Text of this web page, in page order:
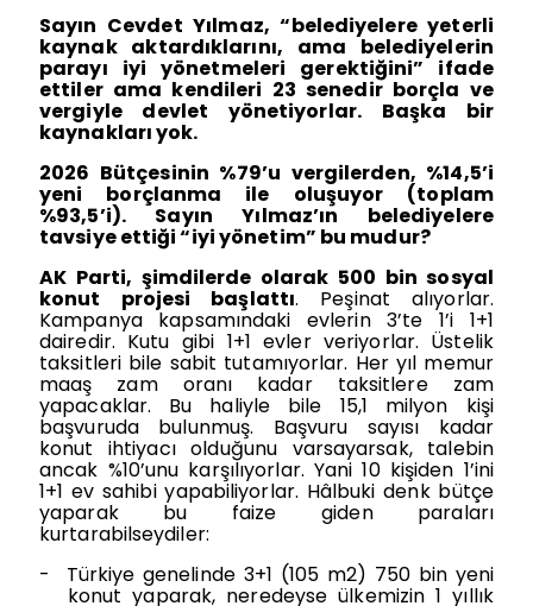
Sayın Cevdet Yılmaz, “belediyelere yeterli
kaynak aktardıklarını, ama belediyelerin
parayı iyi yönetmeleri gerektiğini” ifade
ettiler ama kendileri 23 senedir borçla ve
vergiyle devlet yönetiyorlar. Başka bir
kaynakları yok.
2026 Bütçesinin %79’u vergilerden, %14,5’i
yeni borçlanma ile oluşuyor (toplam
%93,5’i). Sayın Yılmaz’ın belediyelere
tavsiye ettiği “iyi yönetim” bu mudur?
AK Parti, şimdilerde olarak 500 bin sosyal
konut projesi başlattı. Peşinat alıyorlar.
Kampanya kapsamındaki evlerin 3’te 1’i 1+1
dairedir. Kutu gibi 1+1 evler veriyorlar. Üstelik
taksitleri bile sabit tutamıyorlar. Her yıl memur
maaş zam oranı kadar taksitlere zam
yapacaklar. Bu haliyle bile 15,1 milyon kişi
başvuruda bulunmuş. Başvuru sayısı kadar
konut ihtiyacı olduğunu varsayarsak, talebin
ancak %10’unu karşılıyorlar. Yani 10 kişiden 1’ini
1+1 ev sahibi yapabiliyorlar. Hâlbuki denk bütçe
yaparak bu faize giden paraları
kurtarabilseydiler:
-
Türkiye genelinde 3+1 (105 m2) 750 bin yeni
konut yaparak, neredeyse ülkemizin 1 yıllık